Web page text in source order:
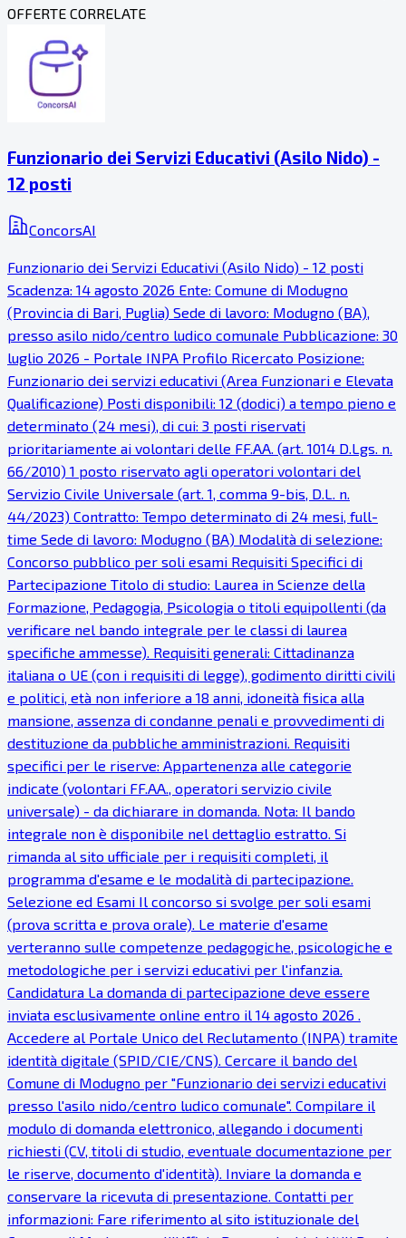
OFFERTE CORRELATE
Funzionario dei Servizi Educativi (Asilo Nido) -
12 posti
ConcorsAI
Funzionario dei Servizi Educativi (Asilo Nido) - 12 posti
Scadenza: 14 agosto 2026 Ente: Comune di Modugno
(Provincia di Bari, Puglia) Sede di lavoro: Modugno (BA),
presso asilo nido/centro ludico comunale Pubblicazione: 30
luglio 2026 - Portale INPA Profilo Ricercato Posizione:
Funzionario dei servizi educativi (Area Funzionari e Elevata
Qualificazione) Posti disponibili: 12 (dodici) a tempo pieno e
determinato (24 mesi), di cui: 3 posti riservati
prioritariamente ai volontari delle FF.AA. (art. 1014 D.Lgs. n.
66/2010) 1 posto riservato agli operatori volontari del
Servizio Civile Universale (art. 1, comma 9-bis, D.L. n.
44/2023) Contratto: Tempo determinato di 24 mesi, full-
time Sede di lavoro: Modugno (BA) Modalità di selezione:
Concorso pubblico per soli esami Requisiti Specifici di
Partecipazione Titolo di studio: Laurea in Scienze della
Formazione, Pedagogia, Psicologia o titoli equipollenti (da
verificare nel bando integrale per le classi di laurea
specifiche ammesse). Requisiti generali: Cittadinanza
italiana o UE (con i requisiti di legge), godimento diritti civili
e politici, età non inferiore a 18 anni, idoneità fisica alla
mansione, assenza di condanne penali e provvedimenti di
destituzione da pubbliche amministrazioni. Requisiti
specifici per le riserve: Appartenenza alle categorie
indicate (volontari FF.AA., operatori servizio civile
universale) - da dichiarare in domanda. Nota: Il bando
integrale non è disponibile nel dettaglio estratto. Si
rimanda al sito ufficiale per i requisiti completi, il
programma d'esame e le modalità di partecipazione.
Selezione ed Esami Il concorso si svolge per soli esami
(prova scritta e prova orale). Le materie d'esame
verteranno sulle competenze pedagogiche, psicologiche e
metodologiche per i servizi educativi per l'infanzia.
Candidatura La domanda di partecipazione deve essere
inviata esclusivamente online entro il 14 agosto 2026 .
Accedere al Portale Unico del Reclutamento (INPA) tramite
identità digitale (SPID/CIE/CNS). Cercare il bando del
Comune di Modugno per "Funzionario dei servizi educativi
presso l'asilo nido/centro ludico comunale". Compilare il
modulo di domanda elettronico, allegando i documenti
richiesti (CV, titoli di studio, eventuale documentazione per
le riserve, documento d'identità). Inviare la domanda e
conservare la ricevuta di presentazione. Contatti per
informazioni: Fare riferimento al sito istituzionale del